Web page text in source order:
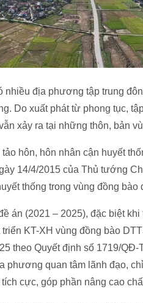
nhiều địa phương tập trung
Do xuất phát từ phong tục,
xảy ra tại những thôn, bản
hôn, hôn nhân cận huyết
14/4/2015 của Thủ tướng
thống trong vùng đồng
án (2021 – 2025), đặc biệt
KT-XH vùng đồng bào
theo Quyết định số 1719/
phương quan tâm lãnh đạo,
cực, góp phần nâng cao